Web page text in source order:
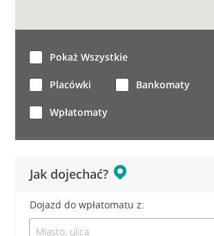
Jak dojechać?
Dojazd do wpłatomatu z:
Pokaż Wszystkie
Placówki Bankomaty
Wpłatomaty